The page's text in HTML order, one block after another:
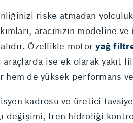
riske atmadan
aracınızın modeline
Özellikle motoryağ
ise ek olarak yakıt
hem de yüksek performans
kadrosu ve üretici
değişimi, fren hidroliği